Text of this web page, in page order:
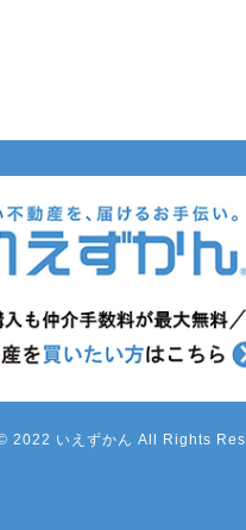
2022 いえずかん All Rights